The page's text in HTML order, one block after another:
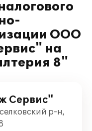
ООО
на
8"
Сервис"
р-н,